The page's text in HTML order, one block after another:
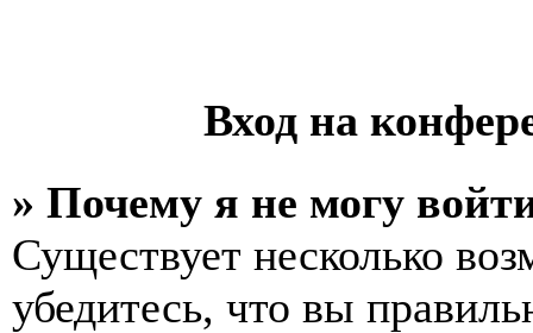
Вход на
» Почему я не могу
Существует несколько
убедитесь, что вы